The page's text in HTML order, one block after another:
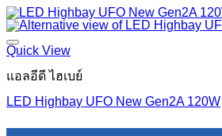
Quick View
แอลอีดี ไฮเบย์
LED Highbay UFO New Gen2A 120W